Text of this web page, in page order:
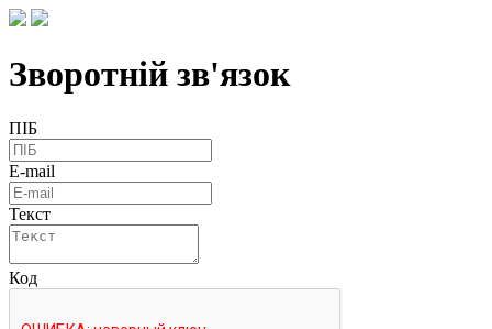
Зворотній зв'язок
ПІБ
E-mail
Текст
Код